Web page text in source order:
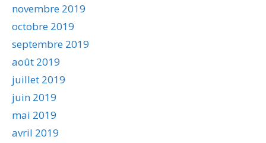
novembre 2019
octobre 2019
septembre 2019
août 2019
juillet 2019
juin 2019
mai 2019
avril 2019